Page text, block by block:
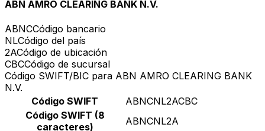
ABN AMRO CLEARING BANK N.V.
ABNCCódigo bancario
NLCódigo del país
2ACódigo de ubicación
CBCCódigo de sucursal
Código SWIFT/BIC para ABN AMRO CLEARING BANK
N.V.
Código SWIFT
ABNCNL2ACBC
Código SWIFT (8
caracteres)
ABNCNL2A